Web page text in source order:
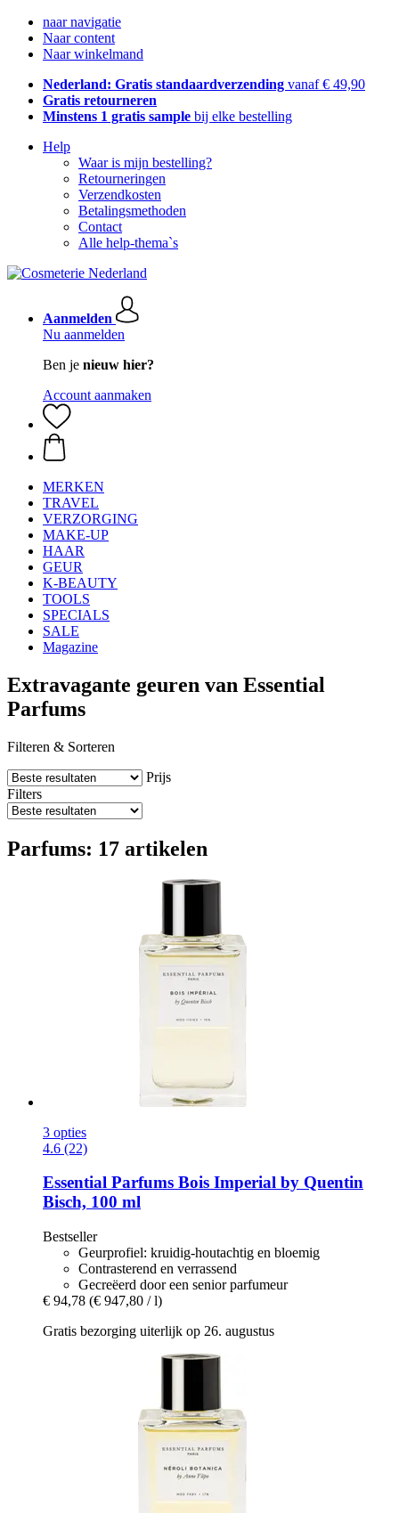
naar navigatie
Naar content
Naar winkelmand
Nederland: Gratis standaardverzending vanaf € 49,90
Gratis retourneren
Minstens 1 gratis sample bij elke bestelling
Help
Waar is mijn bestelling?
Retourneringen
Verzendkosten
Betalingsmethoden
Contact
Alle help-thema`s
Aanmelden
Nu aanmelden
Ben je nieuw hier?
Account aanmaken
MERKEN
TRAVEL
VERZORGING
MAKE-UP
HAAR
GEUR
K-BEAUTY
TOOLS
SPECIALS
SALE
Magazine
Extravagante geuren van Essential
Parfums
Filteren & Sorteren
Prijs
Filters
Parfums: 17 artikelen
3 opties
4.6 (22)
Essential Parfums Bois Imperial by Quentin
Bisch, 100 ml
Bestseller
Geurprofiel: kruidig-houtachtig en bloemig
Contrasterend en verrassend
Gecreëerd door een senior parfumeur
€ 94,78 (€ 947,80 / l)
Gratis bezorging uiterlijk op 26. augustus